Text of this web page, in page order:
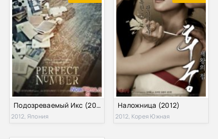
Подозреваемый Икс (2012)
2012, Япония
Наложница (2012)
2012, Корея Южная